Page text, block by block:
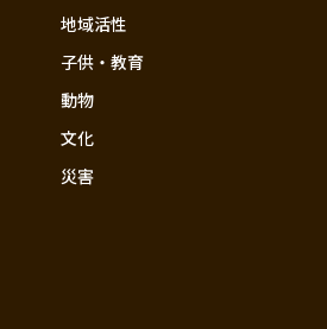
近畿
地域活性
子供・教育
動物
文化
災害